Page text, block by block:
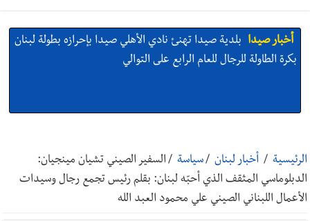
أخبار صيدا بلدية صيدا تهنئ نادي الأهلي صيدا بإحرازه بطولة لبنان
بكرة الطاولة للرجال للعام الرابع على التوالي
تقنية حول الحد من النفايات البحرية وشباك الصيد المهملة
الرئيسية / أخبار لبنان /سياسة / السفير الصيني تشيان مينجيان:
الدبلوماسي المثقف الذي أحبّه لبنان: بقلم رئيس تجمع رجال وسيدات
الأعمال اللبناني الصيني علي محمود العبد الله